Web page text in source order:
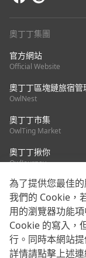
奧丁丁集團
官方網站
Official Website
奧丁丁區塊鏈旅宿管
OwlNest
奧丁丁市集
OwlTing Market
奧丁丁揪你
OwlJourney
聯絡我們
客服信箱：
服務信箱 / 廣告洽
媒體合作 / 新聞稿
為了提供您最佳
我們的 Cookie，
用的瀏覽器功能
Cookie 的寫入，
行。同時本網站
詳情請點擊上述連